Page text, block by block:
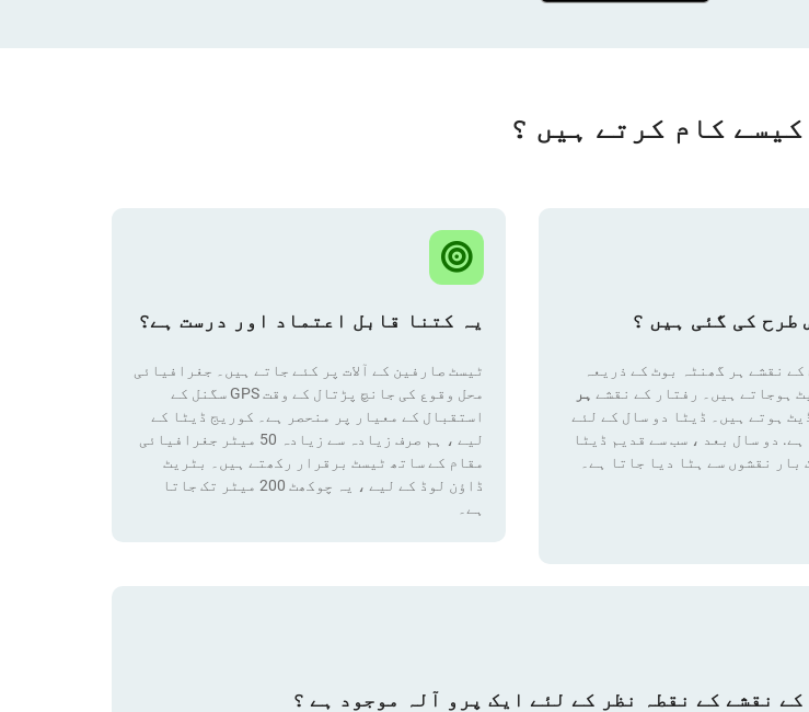
طرح کی گئی ہیں ؟
نقشے ہر گھنٹہ بوٹ کے ذریعہ
ہوجاتے ہیں۔ رفتار کے نقشے ہر
ہوتے ہیں۔ ڈیٹا دو سال کے لئے
دو سال بعد ، سب سے قدیم ڈیٹا
بار نقشوں سے ہٹا دیا جاتا ہے۔
یہ کتنا قابل اعتماد اور درست ہے؟
ٹیسٹ صارفین کے آلات پر کئے جاتے ہیں۔ جغرافیائی
محل وقوع کی جانچ پڑتال کے وقت GPS سگنل کے
استقبال کے معیار پر منحصر ہے۔ کوریج ڈیٹا کے
لیے ، ہم صرف زیادہ سے زیادہ 50 میٹر جغرافیائی
مقام کے ساتھ ٹیسٹ برقرار رکھتے ہیں۔ بٹریٹ
ڈاؤن لوڈ کے لیے ، یہ چوکھٹ 200 میٹر تک جاتا
ہے۔
نقشے کے نقطہ نظر کے لئے ایک پرو آلہ موجود ہے ؟